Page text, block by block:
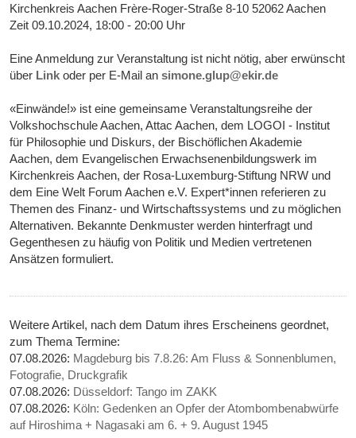
Kirchenkreis Aachen Frère-Roger-Straße 8-10 52062 Aachen
Zeit 09.10.2024, 18:00 - 20:00 Uhr
Eine Anmeldung zur Veranstaltung ist nicht nötig, aber erwünscht
über Link oder per E-Mail ansimone.glup@ekir.de
«Einwände!» ist eine gemeinsame Veranstaltungsreihe der
Volkshochschule Aachen, Attac Aachen, dem LOGOI - Institut
für Philosophie und Diskurs, der Bischöflichen Akademie
Aachen, dem Evangelischen Erwachsenenbildungswerk im
Kirchenkreis Aachen, der Rosa-Luxemburg-Stiftung NRW und
dem Eine Welt Forum Aachen e.V. Expert*innen referieren zu
Themen des Finanz- und Wirtschaftssystems und zu möglichen
Alternativen. Bekannte Denkmuster werden hinterfragt und
Gegenthesen zu häufig von Politik und Medien vertretenen
Ansätzen formuliert.
Weitere Artikel, nach dem Datum ihres Erscheinens geordnet,
zum Thema Termine:
07.08.2026: Magdeburg bis 7.8.26: Am Fluss & Sonnenblumen,
Fotografie, Druckgrafik
07.08.2026: Düsseldorf: Tango im ZAKK
07.08.2026: Köln: Gedenken an Opfer der Atombombenabwürfe
auf Hiroshima + Nagasaki am 6. + 9. August 1945